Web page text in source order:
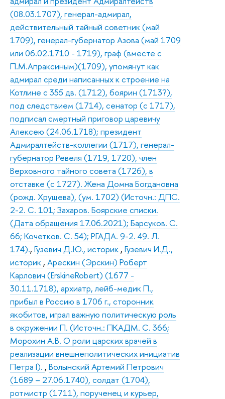
(08.03.1707), генерал-адмирал,
действительный тайный советник (май
1709), генерал-губернатор Азова (май 1709
или 06.02.1710 - 1719), граф (вместе с
П.М.Апраксиным)(1709), упомянут как
адмирал среди написанных к строение на
Котлине с 355 дв. (1712), боярин (1713?),
под следствием (1714), сенатор (с 1717),
подписал смертный приговор царевичу
Алексею (24.06.1718); президент
Адмиралтейств-коллегии (1717), генерал-
губернатор Ревеля (1719, 1720), член
Верховного тайного совета (1726), в
отставке (с 1727). Жена Домна Богдановна
(рожд. Хрущева), (ум. 1702) (Источн.: ДПС.
2-2. С. 101; Захаров. Боярские списки.
(Дата обращения 17.06.2021); Барсуков. С.
66; Кочетков. С. 54); РГАДА. 9-2. 49. Л.
174)., Гузевич Д.Ю., историк , Гузевич И.Д.,
историк , Арескин (Эрскин) Роберт
Карлович (ErskineRobert) (1677 -
30.11.1718), архиатр, лейб-медик П.,
прибыл в Россию в 1706 г., сторонник
якобитов, играл важную политическую роль
в окружении П. (Источн.: ПКАДМ. С. 366;
Морохин А.В. О роли царских врачей в
реализации внешнеполитических инициатив
Петра I). , Волынский Артемий Петрович
(1689 – 27.06.1740), солдат (1704),
ротмистр (1711), порученец и курьер,